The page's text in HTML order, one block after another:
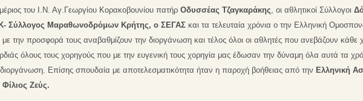
του Ι.Ν. Αγ.Γεωργίου Κορακοβουνίου πατήρ Οδυσσέας Τζαγκαράκης, οι αθλητικοί Σύλλογοι
Σύλλογος Μαραθωνοδρόμων Κρήτης, ο ΣΕΓΑΣ και τα τελευταία χρόνια ο την Ελληνική
με την προσφορά τους αναβαθμίζουν την διοργάνωση και τέλος όλοι οι αθλητές που ανεβάζουν κάθε
όλους τους χορηγούς που με την ευγενική τους χορηγία μας έδωσαν την δύναμη όλα αυτά τα
Επίσης σπουδαία με αποτελεσματικότητα ήταν η παροχή βοήθειας από την Ελληνική
Ζεύς.